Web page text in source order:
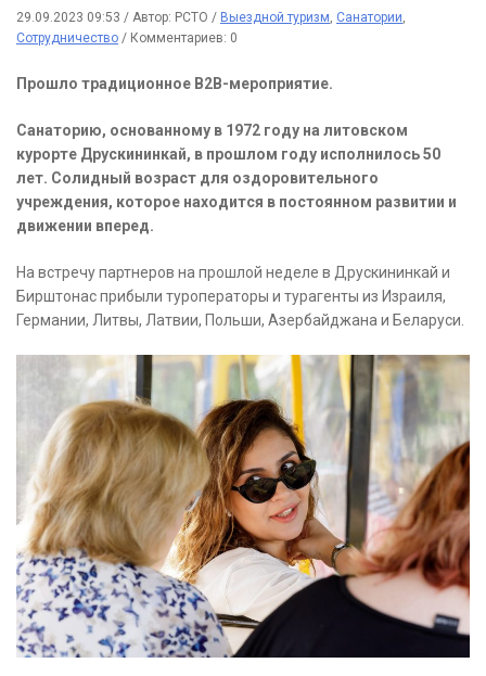
29.09.2023 09:53 / Автор: РСТО / Выездной туризм, Санатории,
Сотрудничество / Комментариев: 0
Прошло традиционное B2B-мероприятие.
Санаторию, основанному в 1972 году на литовском
курорте Друскининкай, в прошлом году исполнилось 50
лет. Солидный возраст для оздоровительного
учреждения, которое находится в постоянном развитии и
движении вперед.
На встречу партнеров на прошлой неделе в Друскининкай и
Бирштонас прибыли туроператоры и турагенты из Израиля,
Германии, Литвы, Латвии, Польши, Азербайджана и Беларуси.